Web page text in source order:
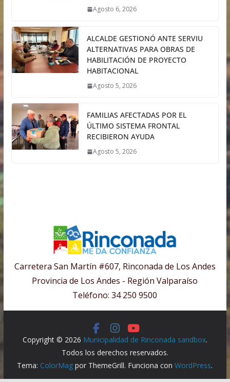
Agosto 6, 2026
ALCALDE GESTIONÓ ANTE SERVIU
ALTERNATIVAS PARA OBRAS DE
HABILITACIÓN DE PROYECTO
HABITACIONAL
Agosto 5, 2026
FAMILIAS AFECTADAS POR EL
ÚLTIMO SISTEMA FRONTAL
RECIBIERON AYUDA
Agosto 5, 2026
Carretera San Martín #607, Rinconada de Los Andes
Provincia de Los Andes - Región Valparaíso
Teléfono: 34 250 9500
Copyright © 2026 Municipalidad de Rinconada sandbox.
Todos los derechos reservados.
Tema: ColorMag por ThemeGrill. Funciona conWordPress.